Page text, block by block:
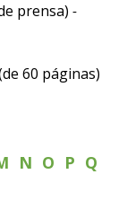
prensa) -
60 páginas)
N O P Q